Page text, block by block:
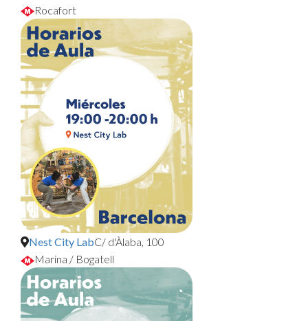
Rocafort
Nest City LabC/ d'Àlaba, 100
Marina / Bogatell